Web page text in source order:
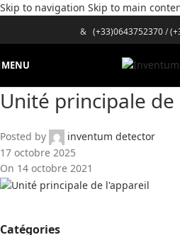
Skip to navigation Skip to main
& (+33)0643752370/
MENU
Unité principale de
Posted by
inventum detector
17 octobre 2025
On 14 octobre 2021
Catégories